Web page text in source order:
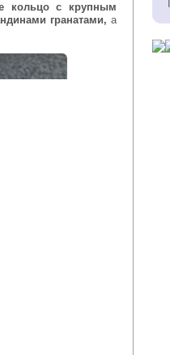
кольцо с крупным
гранатами, а